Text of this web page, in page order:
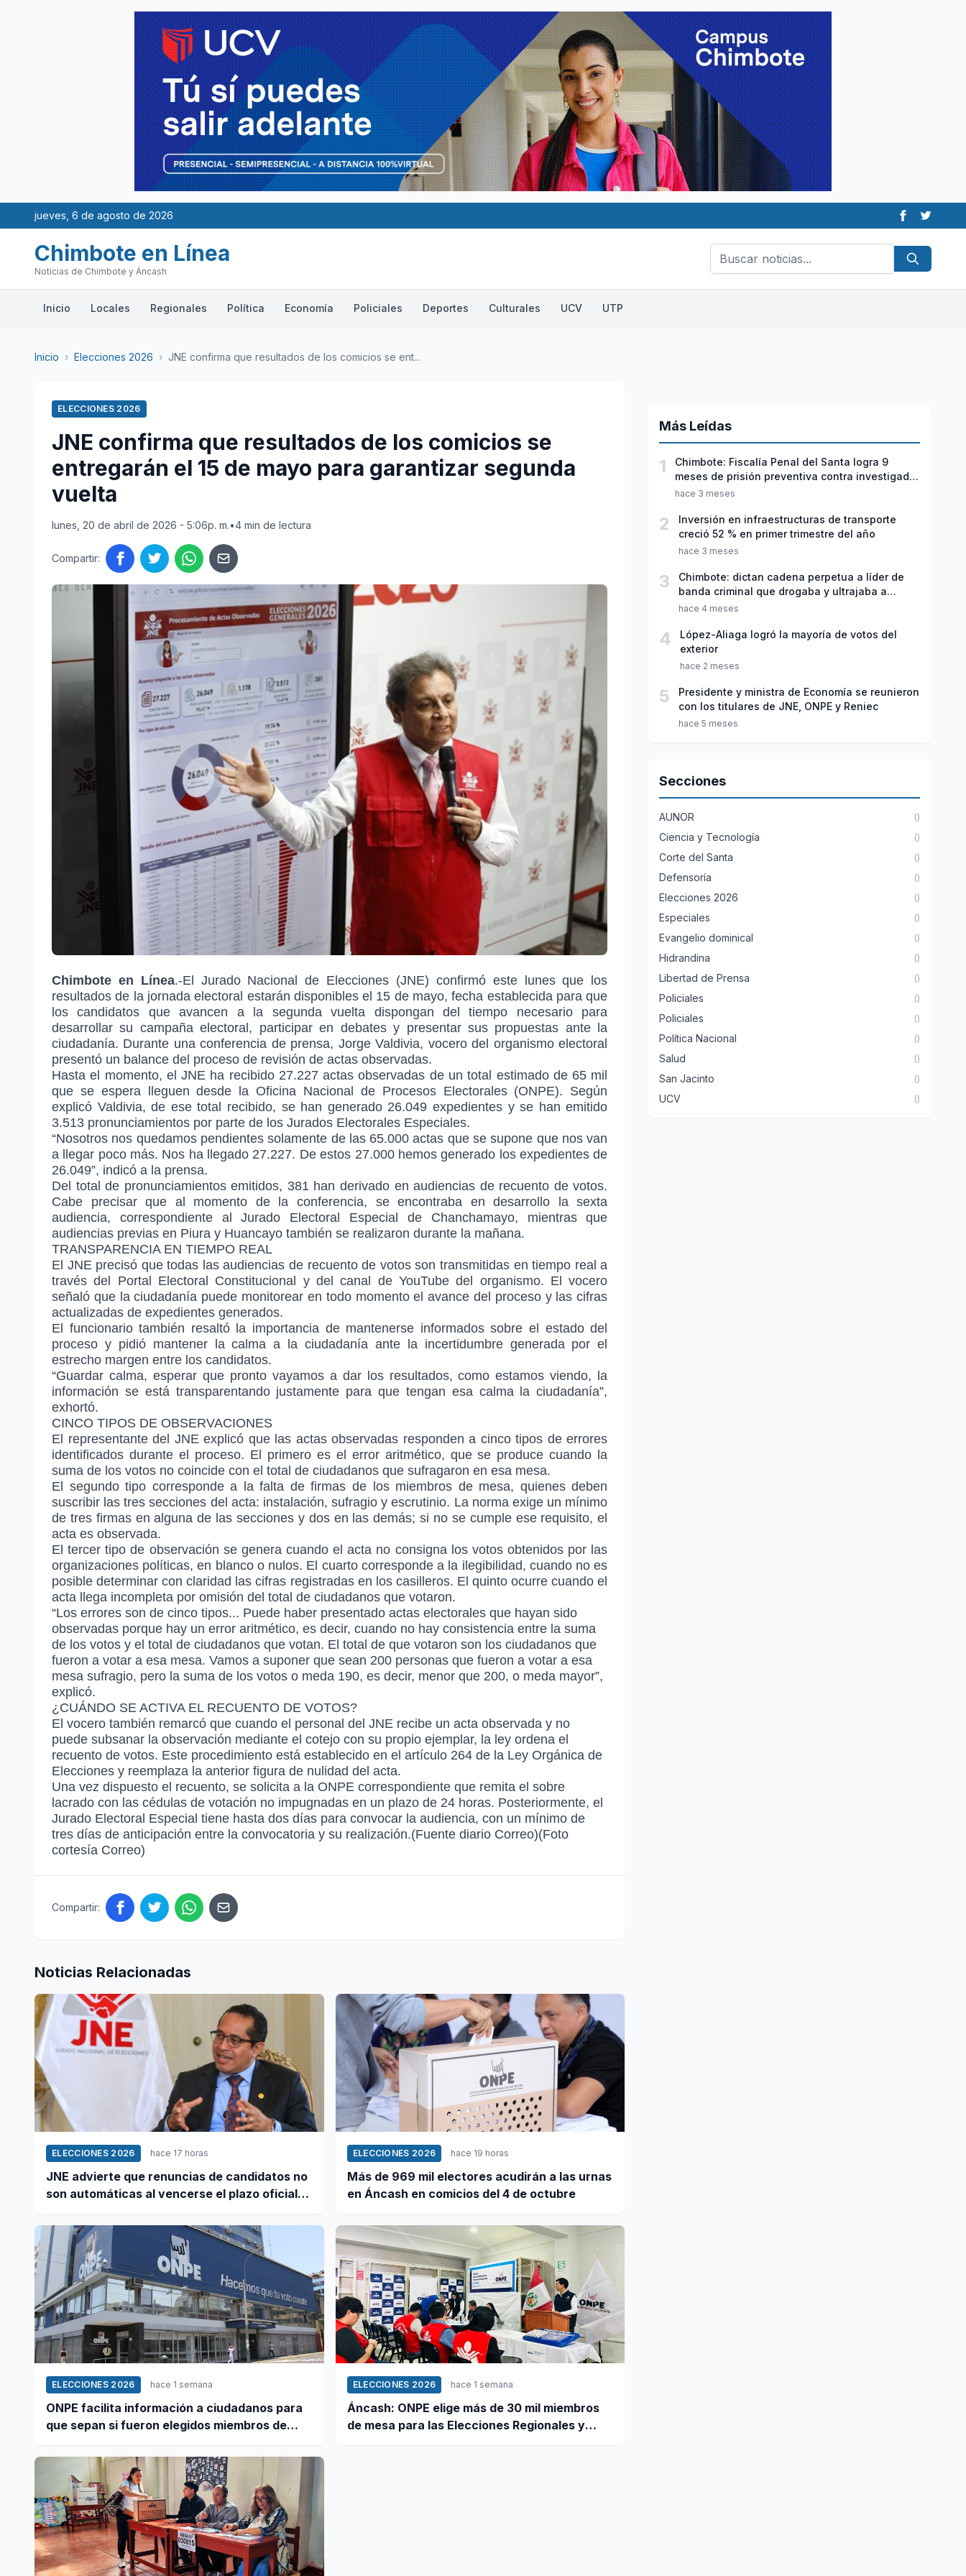
jueves, 6 de agosto de 2026
Chimbote en Línea
Noticias de Chimbote y Áncash
Inicio Locales Regionales Política Economía Policiales Deportes Culturales UCV UTP
Inicio › Elecciones 2026 › JNE confirma que resultados de los comicios se ent...
ELECCIONES 2026
JNE confirma que resultados de los comicios se
entregarán el 15 de mayo para garantizar segunda
vuelta
lunes, 20 de abril de 2026 - 5:06p. m.•4 min de lectura
Compartir:
Chimbote en Línea.-El Jurado Nacional de Elecciones (JNE) confirmó este lunes que los
resultados de la jornada electoral estarán disponibles el 15 de mayo, fecha establecida para que
los candidatos que avancen a la segunda vuelta dispongan del tiempo necesario para
desarrollar su campaña electoral, participar en debates y presentar sus propuestas ante la
ciudadanía. Durante una conferencia de prensa, Jorge Valdivia, vocero del organismo electoral
presentó un balance del proceso de revisión de actas observadas.
Hasta el momento, el JNE ha recibido 27.227 actas observadas de un total estimado de 65 mil
que se espera lleguen desde la Oficina Nacional de Procesos Electorales (ONPE). Según
explicó Valdivia, de ese total recibido, se han generado 26.049 expedientes y se han emitido
3.513 pronunciamientos por parte de los Jurados Electorales Especiales.
“Nosotros nos quedamos pendientes solamente de las 65.000 actas que se supone que nos van
a llegar poco más. Nos ha llegado 27.227. De estos 27.000 hemos generado los expedientes de
26.049”, indicó a la prensa.
Del total de pronunciamientos emitidos, 381 han derivado en audiencias de recuento de votos.
Cabe precisar que al momento de la conferencia, se encontraba en desarrollo la sexta
audiencia, correspondiente al Jurado Electoral Especial de Chanchamayo, mientras que
audiencias previas en Piura y Huancayo también se realizaron durante la mañana.
TRANSPARENCIA EN TIEMPO REAL
El JNE precisó que todas las audiencias de recuento de votos son transmitidas en tiempo real a
través del Portal Electoral Constitucional y del canal de YouTube del organismo. El vocero
señaló que la ciudadanía puede monitorear en todo momento el avance del proceso y las cifras
actualizadas de expedientes generados.
El funcionario también resaltó la importancia de mantenerse informados sobre el estado del
proceso y pidió mantener la calma a la ciudadanía ante la incertidumbre generada por el
estrecho margen entre los candidatos.
“Guardar calma, esperar que pronto vayamos a dar los resultados, como estamos viendo, la
información se está transparentando justamente para que tengan esa calma la ciudadanía”,
exhortó.
CINCO TIPOS DE OBSERVACIONES
El representante del JNE explicó que las actas observadas responden a cinco tipos de errores
identificados durante el proceso. El primero es el error aritmético, que se produce cuando la
suma de los votos no coincide con el total de ciudadanos que sufragaron en esa mesa.
El segundo tipo corresponde a la falta de firmas de los miembros de mesa, quienes deben
suscribir las tres secciones del acta: instalación, sufragio y escrutinio. La norma exige un mínimo
de tres firmas en alguna de las secciones y dos en las demás; si no se cumple ese requisito, el
acta es observada.
El tercer tipo de observación se genera cuando el acta no consigna los votos obtenidos por las
organizaciones políticas, en blanco o nulos. El cuarto corresponde a la ilegibilidad, cuando no es
posible determinar con claridad las cifras registradas en los casilleros. El quinto ocurre cuando el
acta llega incompleta por omisión del total de ciudadanos que votaron.
“Los errores son de cinco tipos... Puede haber presentado actas electorales que hayan sido
observadas porque hay un error aritmético, es decir, cuando no hay consistencia entre la suma
de los votos y el total de ciudadanos que votan. El total de que votaron son los ciudadanos que
fueron a votar a esa mesa. Vamos a suponer que sean 200 personas que fueron a votar a esa
mesa sufragio, pero la suma de los votos o meda 190, es decir, menor que 200, o meda mayor”,
explicó.
¿CUÁNDO SE ACTIVA EL RECUENTO DE VOTOS?
El vocero también remarcó que cuando el personal del JNE recibe un acta observada y no
puede subsanar la observación mediante el cotejo con su propio ejemplar, la ley ordena el
recuento de votos. Este procedimiento está establecido en el artículo 264 de la Ley Orgánica de
Elecciones y reemplaza la anterior figura de nulidad del acta.
Una vez dispuesto el recuento, se solicita a la ONPE correspondiente que remita el sobre
lacrado con las cédulas de votación no impugnadas en un plazo de 24 horas. Posteriormente, el
Jurado Electoral Especial tiene hasta dos días para convocar la audiencia, con un mínimo de
tres días de anticipación entre la convocatoria y su realización.(Fuente diario Correo)(Foto
cortesía Correo)
Compartir:
Noticias Relacionadas
ELECCIONES 2026 hace 17 horas
JNE advierte que renuncias de candidatos no
son automáticas al vencerse el plazo oficial
ELECCIONES 2026 hace 19 horas
Más de 969 mil electores acudirán a las urnas
en Áncash en comicios del 4 de octubre
ELECCIONES 2026 hace 1 semana
ONPE facilita información a ciudadanos para
que sepan si fueron elegidos miembros de
ELECCIONES 2026 hace 1 semana
Áncash: ONPE elige más de 30 mil miembros
de mesa para las Elecciones Regionales y
Más Leídas
1
Chimbote: Fiscalía Penal del Santa logra 9
meses de prisión preventiva contra investigado
por violación sexual y tentativa de feminicidio
hace 3 meses
2
Inversión en infraestructuras de transporte
creció 52 % en primer trimestre del año
hace 3 meses
3
Chimbote: dictan cadena perpetua a líder de
banda criminal que drogaba y ultrajaba a
jóvenes
hace 4 meses
4
López-Aliaga logró la mayoría de votos del
exterior
hace 2 meses
5
Presidente y ministra de Economía se reunieron
con los titulares de JNE, ONPE y Reniec
hace 5 meses
Secciones
AUNOR ()
Ciencia y Tecnología ()
Corte del Santa ()
Defensoría ()
Elecciones 2026 ()
Especiales ()
Evangelio dominical ()
Hidrandina ()
Libertad de Prensa ()
Policiales ()
Policiales ()
Política Nacional ()
Salud ()
San Jacinto ()
UCV ()